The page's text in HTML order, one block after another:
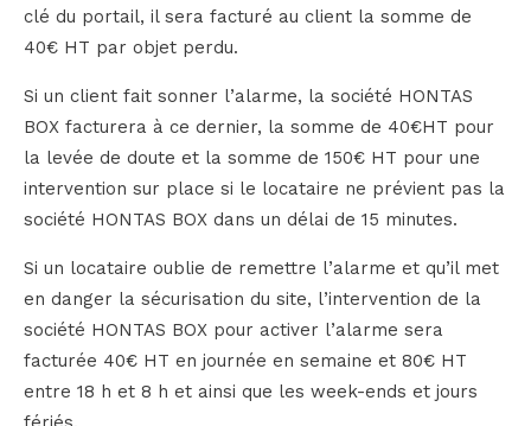
clé du portail, il sera facturé au client la somme de
40€ HT par objet perdu.
Si un client fait sonner l’alarme, la société HONTAS
BOX facturera à ce dernier, la somme de 40€HT pour
la levée de doute et la somme de 150€ HT pour une
intervention sur place si le locataire ne prévient pas la
société HONTAS BOX dans un délai de 15 minutes.
Si un locataire oublie de remettre l’alarme et qu’il met
en danger la sécurisation du site, l’intervention de la
société HONTAS BOX pour activer l’alarme sera
facturée 40€ HT en journée en semaine et 80€ HT
entre 18 h et 8 h et ainsi que les week-ends et jours